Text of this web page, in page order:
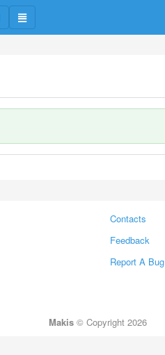
Contacts
Feedback
Report A Bug
Makis© Copyright 2026